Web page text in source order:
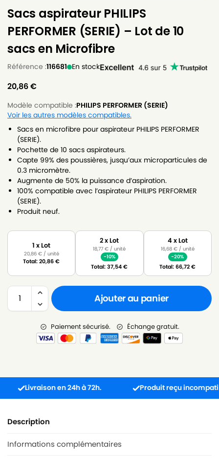
Sacs aspirateur PHILIPS
PERFORMER (SERIE) – Lot de 10
sacs en Microfibre
Référence :116681 En stock
20,86€
Modèle compatible :PHILIPS PERFORMER (SERIE)
Voir les autres modèles compatibles.
Sacs en microfibre pour aspirateur PHILIPS PERFORMER
(SERIE).
Pochette de 10 sacs aspirateurs.
Capte 99% des poussières, jusqu’aux microparticules de
0.3 micromètre.
Augmente de 50% la puissance d’aspiration.
100% compatible avec l’aspirateur PHILIPS PERFORMER
(SERIE).
Produit neuf.
1 x Lot
20,86 €/ unité
Total:20,86€
2 x Lot
18,77€ / unité
-10%
Total:37,54€
4 x Lot
16,68 €/ unité
-20%
Total:66,72€
Ajouter au panier
Paiement sécurisé. Échange gratuit.
Livraison en 24h à 72h. Produit reçu incompatible
Description
Informations complémentaires